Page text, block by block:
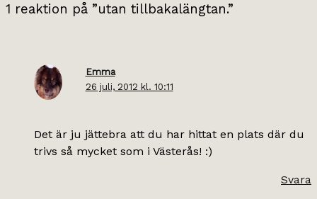
1 reaktion på ”utan tillbakalängtan.”
Emma
26 juli, 2012 kl. 10:11
Det är ju jättebra att du har hittat en plats där du
trivs så mycket som i Västerås! :)
Svara